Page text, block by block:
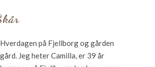
på Fjellborg og gården
Jeg heter Camilla, er 39 år